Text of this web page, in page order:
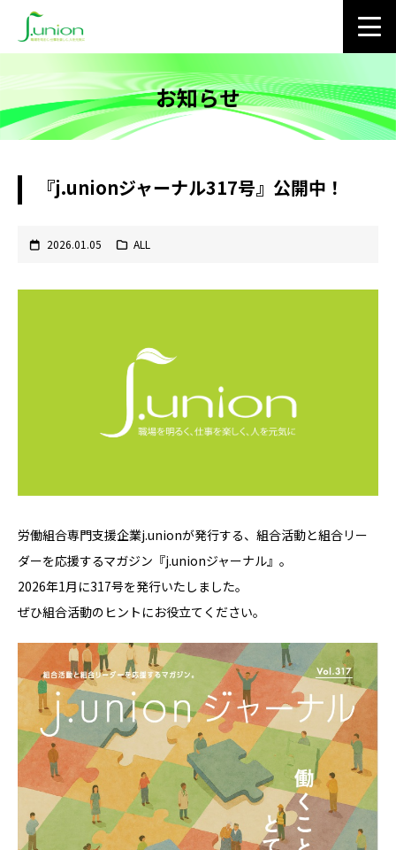
お知らせ
『j.unionジャーナル317号』公開中！
2026.01.05 ALL
労働組合専門支援企業j.unionが発行する、組合活動と組合リー
ダーを応援するマガジン『j.unionジャーナル』。
2026年1月に317号を発行いたしました。
ぜひ組合活動のヒントにお役立てください。